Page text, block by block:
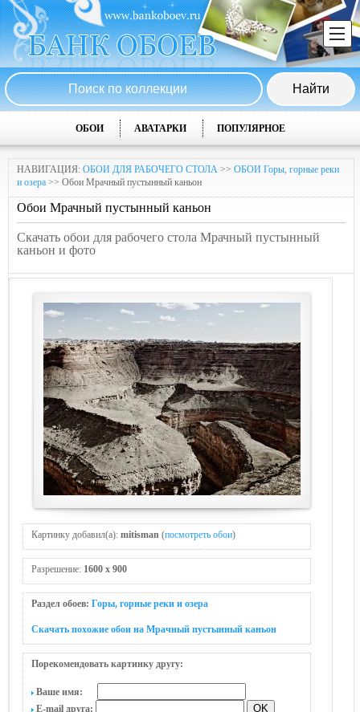
ОБОИ АВАТАРКИ ПОПУЛЯРНОЕ
НАВИГАЦИЯ: ОБОИ ДЛЯ РАБОЧЕГО СТОЛА >> ОБОИ Горы, горные реки
и озера >> Обои Мрачный пустынный каньон
Обои Мрачный пустынный каньон
Скачать обои для рабочего стола Мрачный пустынный
каньон и фото
Картинку добавил(а): mitisman (посмотреть обои)
Разрешение: 1600 x 900
Раздел обоев: Горы, горные реки и озера
Скачать похожие обои на Мрачный пустынный каньон
Порекомендовать картинку другу:
Ваше имя:
E-mail друга: